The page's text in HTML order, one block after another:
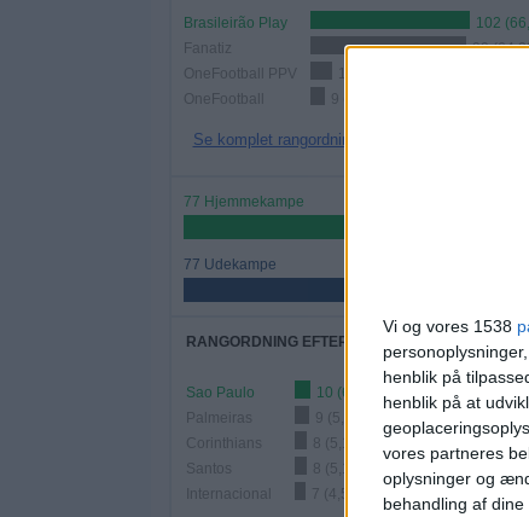
Vi og vores 1538
henblik på
henblik på at
vores partneres
oplysninger og
behandling af
Brasileirão Play
102
Fanatiz
99
OneFootball PPV
OneFootball
9 (5,84%)
Se komplet rangordning
77 Hjemmekampe
77 Udekampe
RANGORDNING EFTER HOLD
Sao Paulo
10 (6,49%)
Palmeiras
9 (5,84%)
Corinthians
8 (5,19%)
Santos
8 (5,19%)
Internacional
7 (4,55%)